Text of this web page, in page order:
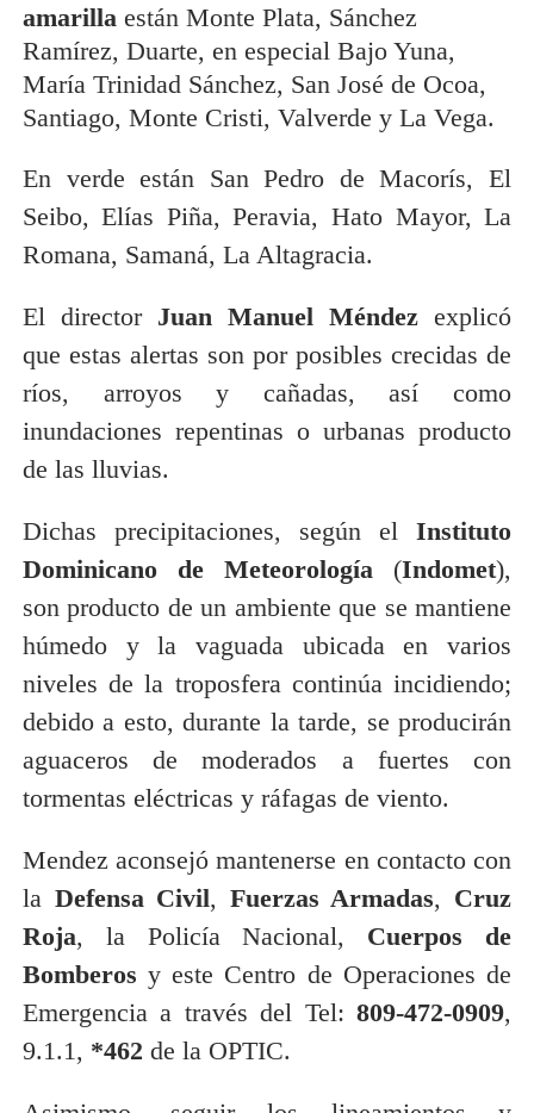
amarilla están Monte Plata, Sánchez
Ramírez, Duarte, en especial Bajo Yuna,
María Trinidad Sánchez, San José de Ocoa,
Santiago, Monte Cristi, Valverde y La Vega.
En verde están San Pedro de Macorís, El
Seibo, Elías Piña, Peravia, Hato Mayor, La
Romana, Samaná, La Altagracia.
El director Juan Manuel Méndezexplicó
que estas alertas son por posibles crecidas de
ríos, arroyos y cañadas, así como
inundaciones repentinas o urbanas producto
de las lluvias.
Dichas precipitaciones, según elInstituto
Dominicano de Meteorología (Indomet),
son producto de un ambiente que se mantiene
húmedo y la vaguada ubicada en varios
niveles de la troposfera continúa incidiendo;
debido a esto, durante la tarde, se producirán
aguaceros de moderados a fuertes con
tormentas eléctricas y ráfagas de viento.
Mendez aconsejó mantenerse en contacto con
la Defensa Civil, Fuerzas Armadas, Cruz
Roja, la Policía Nacional, Cuerpos de
Bomberos y este Centro de Operaciones de
Emergencia a través del Tel: 809-472-0909,
9.1.1, *462 de la OPTIC.